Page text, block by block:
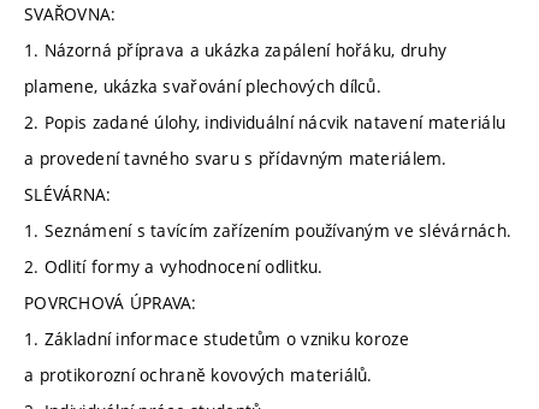
SVAŘOVNA:
1. Názorná příprava a ukázka zapálení hořáku, druhy
plamene, ukázka svařování plechových dílců.
2. Popis zadané úlohy, individuální nácvik natavení materiálu
a provedení tavného svaru s přídavným materiálem.
SLÉVÁRNA:
1. Seznámení s tavícím zařízením používaným ve slévárnách.
2. Odlití formy a vyhodnocení odlitku.
POVRCHOVÁ ÚPRAVA:
1. Základní informace studetům o vzniku koroze
a protikorozní ochraně kovových materiálů.